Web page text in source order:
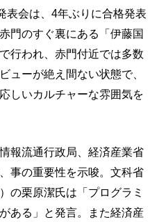
表会は、4年ぶりに合格発表
門のすぐ裏にある「伊藤国
行われ、赤門付近では多数
ューが絶え間ない状態で、
しいカルチャーな雰囲気を
報流通行政局、経済産業省
事の重要性を示唆。文科省
の栗原潔氏は「プログラミ
ある」と発言。また経済産